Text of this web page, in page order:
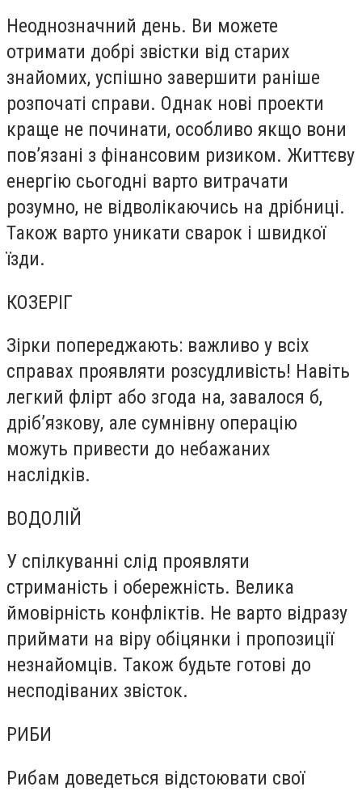
Неоднозначний день. Ви можете
отримати добрі звістки від старих
знайомих, успішно завершити раніше
розпочаті справи. Однак нові проекти
краще не починати, особливо якщо вони
пов’язані з фінансовим ризиком. Життєву
енергію сьогодні варто витрачати
розумно, не відволікаючись на дрібниці.
Також варто уникати сварок і швидкої
їзди.
КОЗЕРІГ
Зірки попереджають: важливо у всіх
справах проявляти розсудливість! Навіть
легкий флірт або згода на, завалося б,
дріб’язкову, але сумнівну операцію
можуть привести до небажаних
наслідків.
ВОДОЛІЙ
У спілкуванні слід проявляти
стриманість і обережність. Велика
ймовірність конфліктів. Не варто відразу
приймати на віру обіцянки і пропозиції
незнайомців. Також будьте готові до
несподіваних звісток.
РИБИ
Рибам доведеться відстоювати свої